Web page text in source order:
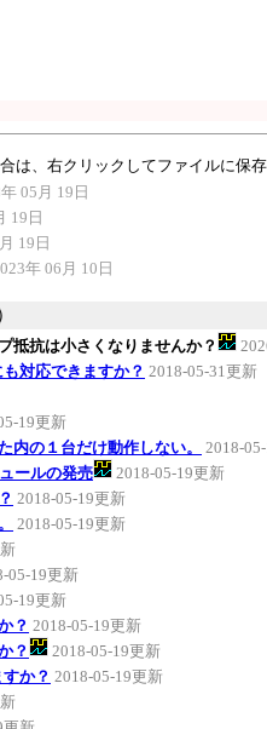
は、右クリックしてファイルに保
05月 19日
19日
19日
年 06月 10日
抵抗は小さくなりませんか？
対応できますか？ 2018-05-31更新
19更新
内の１台だけ動作しない。
2018-
ールの発売
2018-05-19更新
2018-05-19更新
2018-05-19更新
05-19更新
19更新
？ 2018-05-19更新
？
2018-05-19更新
か？ 2018-05-19更新